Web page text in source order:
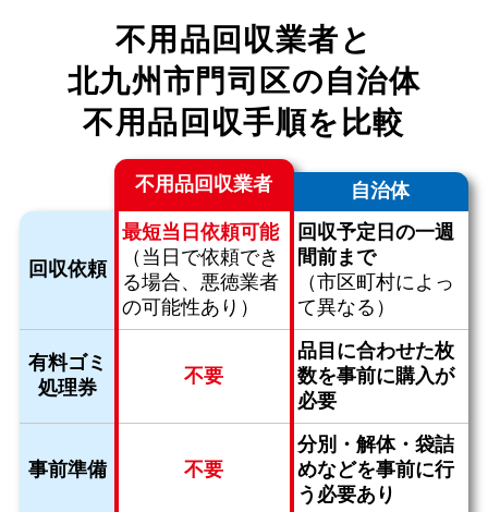
不用品回収業者と
北九州市門司区の自治体
不用品回収手順を比較
不用品回収業者 自治体
回収依頼
最短当日依頼可能
（当日で依頼でき
る場合、 悪徳業者
の可能性あり）
回収予定日の一週
間前まで
（市区町村によっ
て異なる）
有料ゴミ
処理券
不要
品目に合わせた枚
数を事前に購入が
必要
事前準備 不要
分別・解体・袋詰
めなどを事前に行
う必要あり